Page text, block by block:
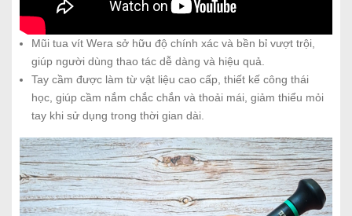
Mũi tua vít Wera sở hữu độ chính xác và bền bỉ vượt trội,
giúp người dùng thao tác dễ dàng và hiệu quả.
Tay cầm được làm từ vật liệu cao cấp, thiết kế công thái
học, giúp cầm nắm chắc chắn và thoải mái, giảm thiểu mỏi
tay khi sử dụng trong thời gian dài.